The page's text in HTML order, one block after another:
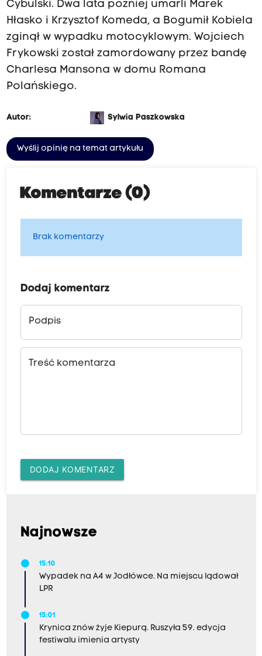
Cybulski. Dwa lata później umarli Marek
Hłasko i Krzysztof Komeda, a Bogumił Kobiela
zginął w wypadku motocyklowym. Wojciech
Frykowski został zamordowany przez bandę
Charlesa Mansona w domu Romana
Polańskiego.
Autor: Sylwia Paszkowska
Wyślij opinię na temat artykułu
Komentarze (0)
Brak komentarzy
Dodaj komentarz
Podpis
Treść komentarza
DODAJ KOMENTARZ
Najnowsze
15:10
Wypadek na A4 w Jodłówce. Na miejscu lądował
LPR
15:01
Krynica znów żyje Kiepurą. Ruszyła 59. edycja
festiwalu imienia artysty